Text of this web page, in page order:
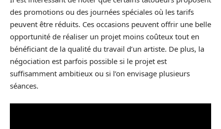
des promotions ou des journées spéciales où les tarifs
peuvent être réduits. Ces occasions peuvent offrir une belle
opportunité de réaliser un projet moins coûteux tout en
bénéficiant de la qualité du travail d’un artiste. De plus, la
négociation est parfois possible si le projet est
suffisamment ambitieux ou si l’on envisage plusieurs
séances.